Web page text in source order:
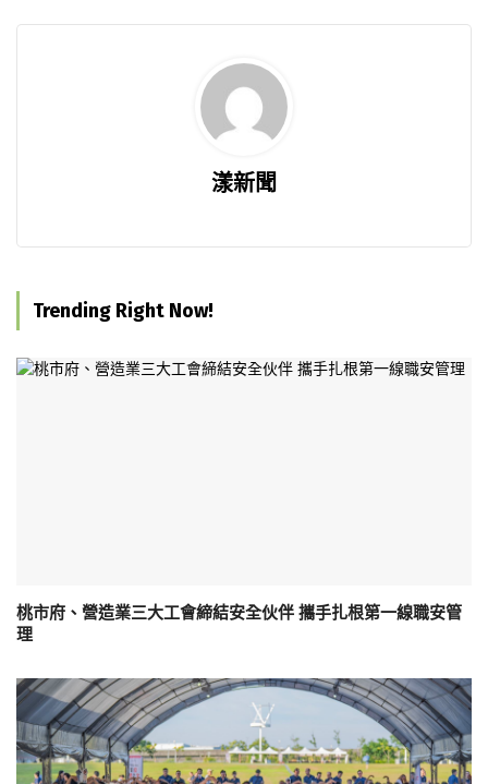
漾新聞
Trending Right Now!
桃市府、營造業三大工會締結安全伙伴 攜手扎根第一線職安管
理